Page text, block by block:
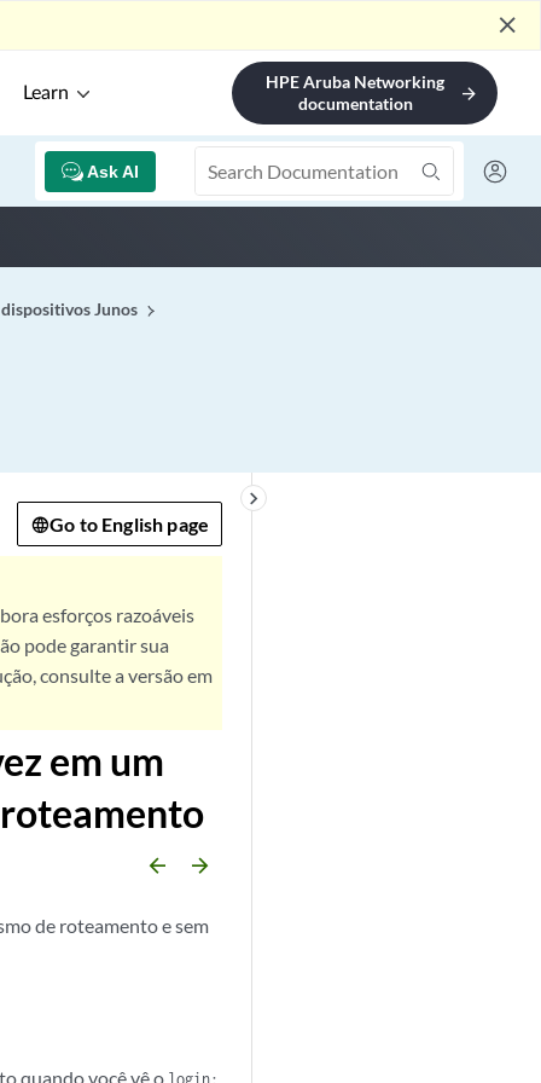
close
Learn
HPE Aruba Networking
documentation
arrow_forward
Ask AI
Junos
keyboard_arrow_right
Go to English page
esforços razoáveis
pode garantir sua
consulte a versão em
em um
arrow_backward arrow_forward
de roteamento e sem
quando você vê o login: